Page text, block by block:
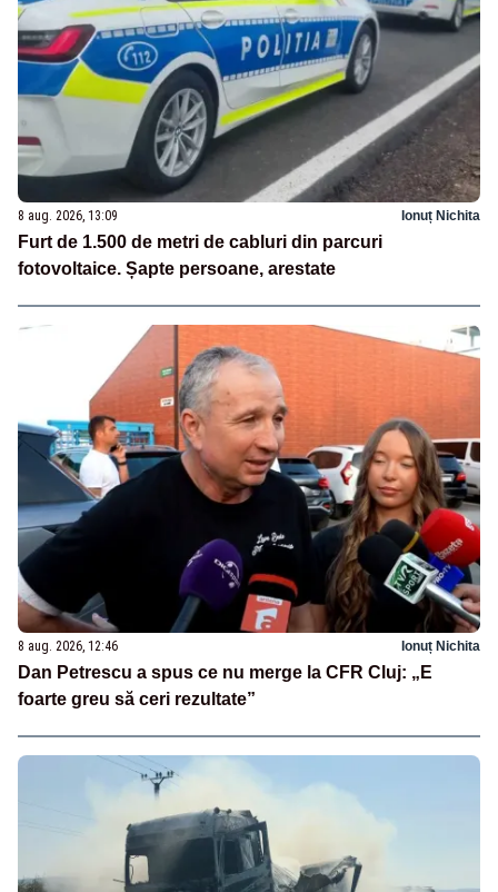
8 aug. 2026, 13:09 Ionuț Nichita
Furt de 1.500 de metri de cabluri din parcuri
fotovoltaice. Șapte persoane, arestate
8 aug. 2026, 12:46 Ionuț Nichita
Dan Petrescu a spus ce nu merge la CFR Cluj: „E
foarte greu să ceri rezultate”